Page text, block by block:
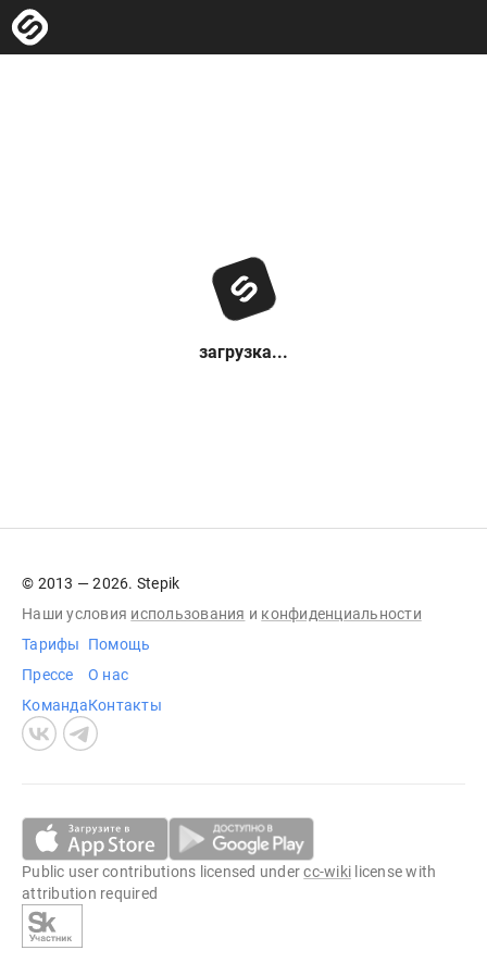
загрузка...
© 2013 — 2026. Stepik
Наши условия использования и конфиденциальности
Тарифы
Прессе
Команда
Помощь
О нас
Контакты
Public user contributions licensed undercc-wiki license with
attribution required